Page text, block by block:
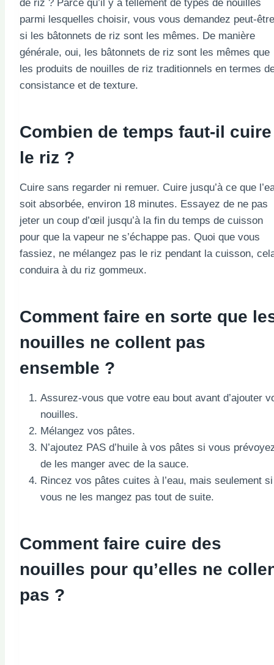
de riz ? Parce qu’il y a tellement de types de nouilles
parmi lesquelles choisir, vous vous demandez peut-être
si les bâtonnets de riz sont les mêmes. De manière
générale, oui, les bâtonnets de riz sont les mêmes que
les produits de nouilles de riz traditionnels en termes
consistance et de texture.
Combien de temps faut-il cuire
le riz ?
Cuire sans regarder ni remuer. Cuire jusqu’à ce que
soit absorbée, environ 18 minutes. Essayez de ne pas
jeter un coup d’œil jusqu’à la fin du temps de cuisson
pour que la vapeur ne s’échappe pas. Quoi que vous
fassiez, ne mélangez pas le riz pendant la cuisson,
conduira à du riz gommeux.
Comment faire en sorte que
nouilles ne collent pas
ensemble ?
Assurez-vous que votre eau bout avant d’ajouter
nouilles.
Mélangez vos pâtes.
N’ajoutez PAS d’huile à vos pâtes si vous
de les manger avec de la sauce.
Rincez vos pâtes cuites à l’eau, mais seulement si
vous ne les mangez pas tout de suite.
Comment faire cuire des
nouilles pour qu’elles ne
pas ?